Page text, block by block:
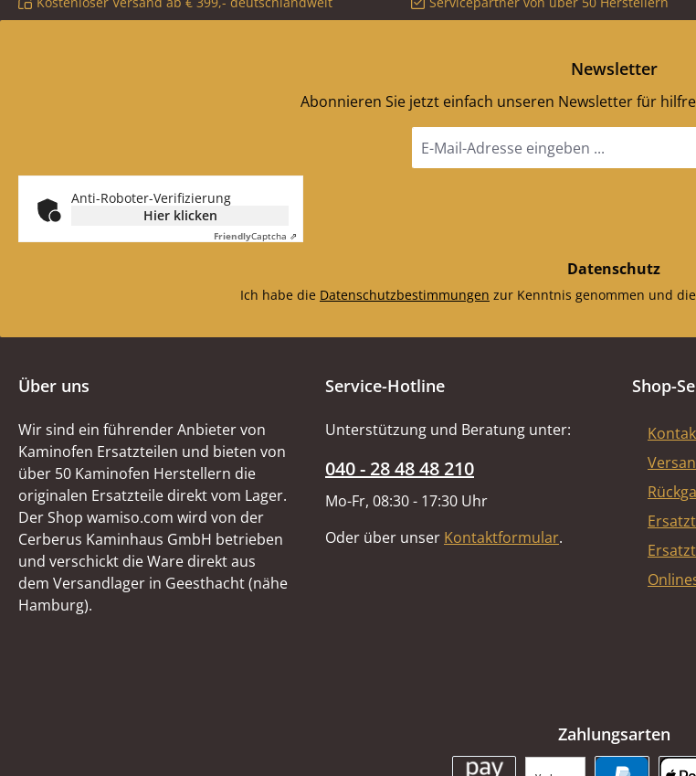
hitzebeständig
Newsletter
Abonnieren Sie jetzt einfach unseren Newsletter für
Mail-
Anti-Roboter-Verifizierung
Hier klicken
FriendlyCaptcha ⇗
Datenschutz
Ich habe die Datenschutzbestimmungen zur Kenntnis genommen und die
Über uns
Wir sind ein führender Anbieter von
Kaminofen Ersatzteilen und bieten von
über 50 Kaminofen Herstellern die
originalen Ersatzteile direkt vom Lager.
Der Shop wamiso.com wird von der
Cerberus Kaminhaus GmbH betrieben
und verschickt die Ware direkt aus
dem Versandlager in Geesthacht (nähe
Hamburg).
Service-Hotline
Unterstützung und Beratung unter:
040 - 28 48 48 210
Mo-Fr, 08:30 - 17:30 Uhr
Oder über unser Kontaktformular.
Shop-
Zahlungsarten